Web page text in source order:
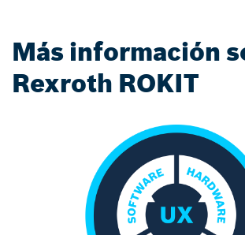
Más información
Rexroth ROKIT